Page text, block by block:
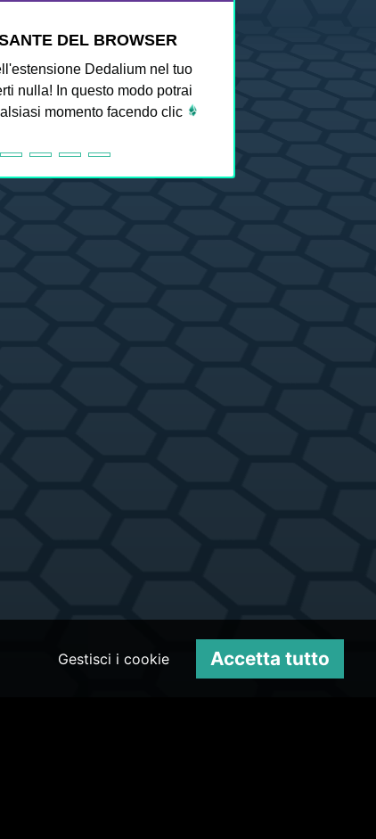
DEL BROWSER
Dedalium nel tuo
nulla! In questo modo potrai
momento facendo clic
Gestisci i cookie Accetta tutto